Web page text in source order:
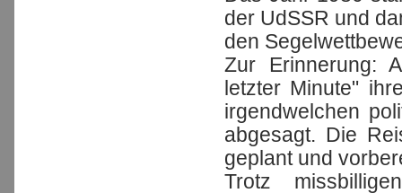
der UdSSR und
den
Zur Erinnerung:
letzter Minute"
irgendwelchen
abgesagt. Die
geplant und
Trotz